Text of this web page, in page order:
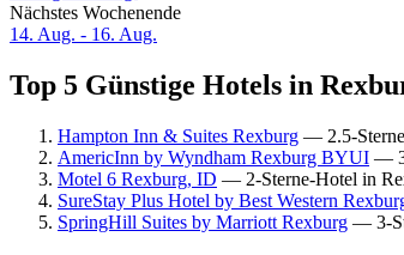
Nächstes Wochenende
14. Aug. - 16. Aug.
Top 5 Günstige Hotels in
Hampton Inn & Suites Rexburg — 2.5-
AmericInn by Wyndham Rexburg BYUI —
Motel 6 Rexburg, ID — 2-Sterne-Hotel in
SureStay Plus Hotel by Best Western
SpringHill Suites by Marriott Rexburg — 3-